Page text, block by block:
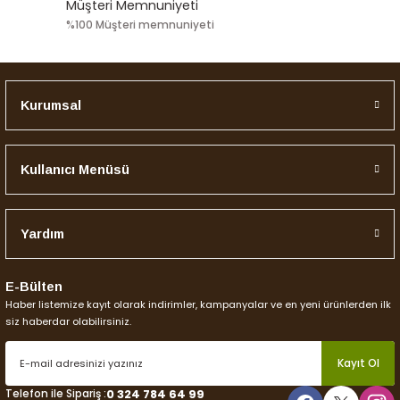
Müşteri Memnuniyeti
%100 Müşteri memnuniyeti
Kurumsal
Kullanıcı Menüsü
Yardım
E-Bülten
Haber listemize kayıt olarak indirimler, kampanyalar ve en yeni ürünlerden ilk
siz haberdar olabilirsiniz.
Kayıt Ol
Telefon ile Sipariş :0 324 784 64 99